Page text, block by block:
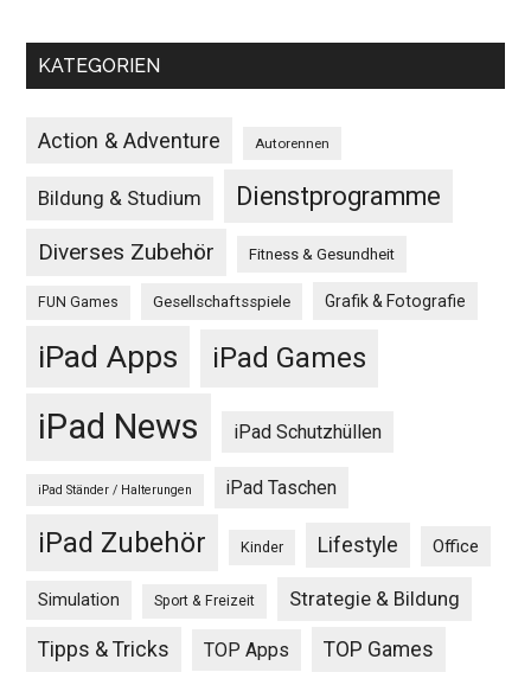
KATEGORIEN
Action & Adventure Autorennen
Bildung & Studium Dienstprogramme
Diverses Zubehör Fitness & Gesundheit
FUN Games Gesellschaftsspiele Grafik & Fotografie
iPad Apps iPad Games
iPad News iPad Schutzhüllen
iPad Ständer / Halterungen iPad Taschen
iPad Zubehör Kinder Lifestyle Office
Simulation Sport & Freizeit Strategie & Bildung
Tipps & Tricks TOP Apps TOP Games